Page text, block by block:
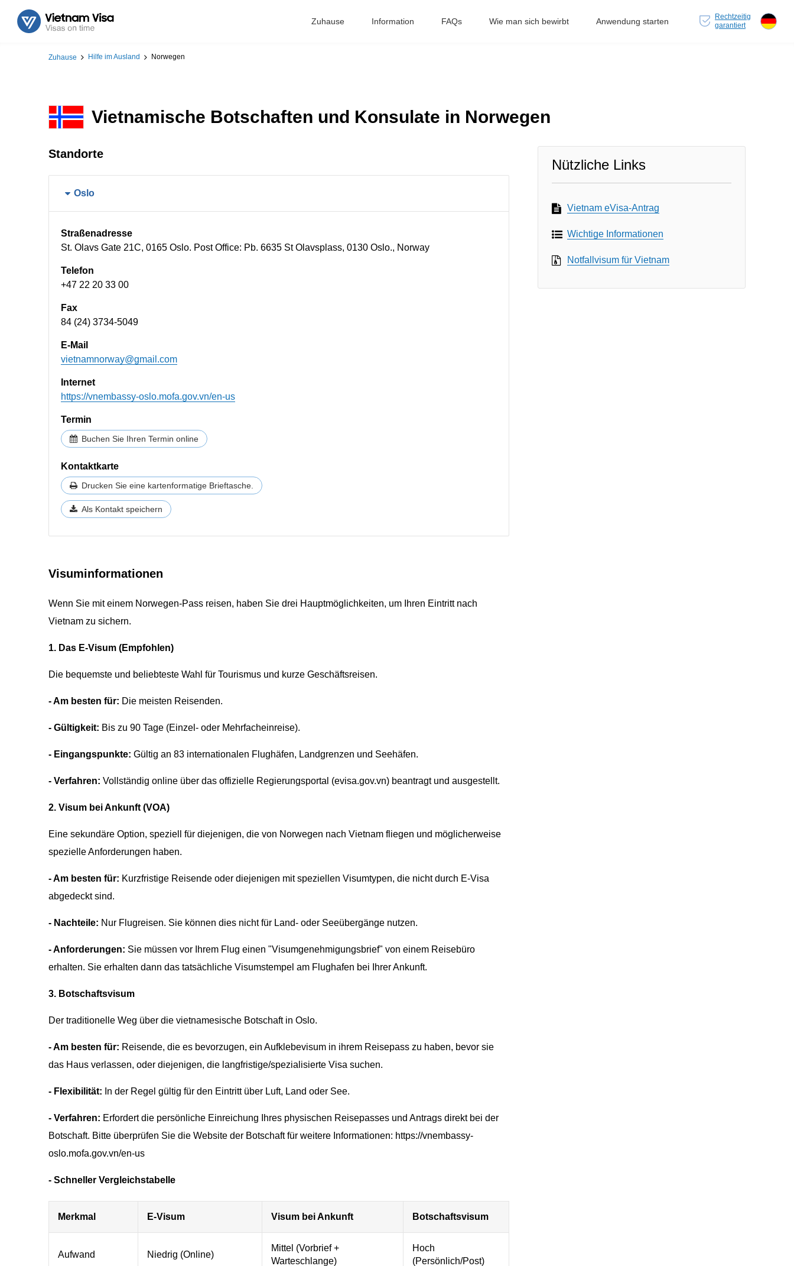
Zuhause Information FAQs Wie man sich bewirbt Anwendung starten
Rechtzeitig
garantiert
Zuhause Hilfe im Ausland Norwegen
Vietnamische Botschaften und Konsulate in Norwegen
Standorte
Oslo
Straßenadresse
St. Olavs Gate 21C, 0165 Oslo. Post Office: Pb. 6635 St Olavsplass, 0130 Oslo., Norway
Telefon
+47 22 20 33 00
Fax
84 (24) 3734-5049
E-Mail
vietnamnorway@gmail.com
Internet
https://vnembassy-oslo.mofa.gov.vn/en-us
Termin
Buchen Sie Ihren Termin online
Kontaktkarte
Drucken Sie eine kartenformatige Brieftasche.
Als Kontakt speichern
Visuminformationen
Wenn Sie mit einem Norwegen-Pass reisen, haben Sie drei Hauptmöglichkeiten, um Ihren Eintritt nach
Vietnam zu sichern.
1. Das E-Visum (Empfohlen)
Die bequemste und beliebteste Wahl für Tourismus und kurze Geschäftsreisen.
- Am besten für: Die meisten Reisenden.
- Gültigkeit: Bis zu 90 Tage (Einzel- oder Mehrfacheinreise).
- Eingangspunkte: Gültig an 83 internationalen Flughäfen, Landgrenzen und Seehäfen.
- Verfahren: Vollständig online über das offizielle Regierungsportal (evisa.gov.vn) beantragt und ausgestellt.
2. Visum bei Ankunft (VOA)
Eine sekundäre Option, speziell für diejenigen, die von Norwegen nach Vietnam fliegen und möglicherweise
spezielle Anforderungen haben.
- Am besten für: Kurzfristige Reisende oder diejenigen mit speziellen Visumtypen, die nicht durch E-Visa
abgedeckt sind.
- Nachteile: Nur Flugreisen. Sie können dies nicht für Land- oder Seeübergänge nutzen.
- Anforderungen: Sie müssen vor Ihrem Flug einen "Visumgenehmigungsbrief" von einem Reisebüro
erhalten. Sie erhalten dann das tatsächliche Visumstempel am Flughafen bei Ihrer Ankunft.
3. Botschaftsvisum
Der traditionelle Weg über die vietnamesische Botschaft in Oslo.
- Am besten für: Reisende, die es bevorzugen, ein Aufklebevisum in ihrem Reisepass zu haben, bevor sie
das Haus verlassen, oder diejenigen, die langfristige/spezialisierte Visa suchen.
- Flexibilität: In der Regel gültig für den Eintritt über Luft, Land oder See.
- Verfahren: Erfordert die persönliche Einreichung Ihres physischen Reisepasses und Antrags direkt bei der
Botschaft. Bitte überprüfen Sie die Website der Botschaft für weitere Informationen: https://vnembassy-
oslo.mofa.gov.vn/en-us
- Schneller Vergleichstabelle
Merkmal E-Visum Visum bei Ankunft Botschaftsvisum
Aufwand Niedrig (Online)
Mittel (Vorbrief +
Warteschlange)
Hoch
(Persönlich/Post)
Nützliche Links
Vietnam eVisa-Antrag
Wichtige Informationen
Notfallvisum für Vietnam